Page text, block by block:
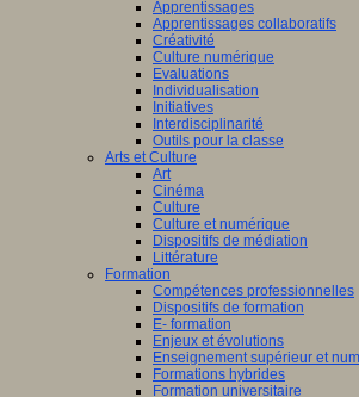
Apprentissages
Apprentissages collaboratifs
Créativité
Culture numérique
Evaluations
Individualisation
Initiatives
Interdisciplinarité
Outils pour la classe
Arts et Culture
Art
Cinéma
Culture
Culture et numérique
Dispositifs de médiation
Littérature
Formation
Compétences professionnelles
Dispositifs de formation
E- formation
Enjeux et évolutions
Enseignement supérieur et
Formations hybrides
Formation universitaire